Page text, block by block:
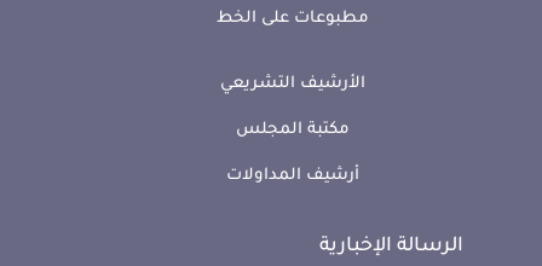
مطبوعات على الخط
الأرشيف التشريعي
مكتبة المجلس
أرشيف المداولات
الرسالة الإخبارية